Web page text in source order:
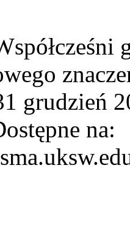
grudzień
na: